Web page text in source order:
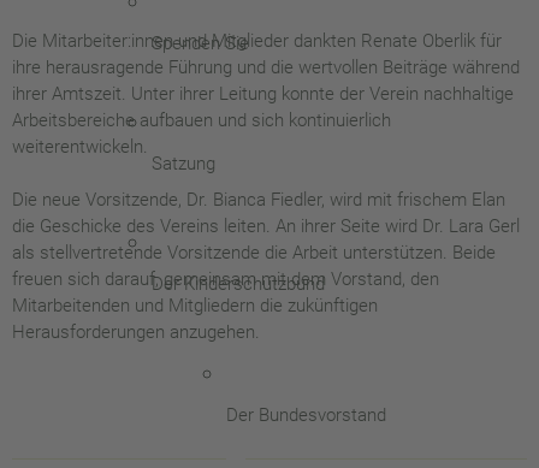
Spenden Sie
Satzung
Der Kinderschutzbund
Der Bundesvorstand
Die Mitarbeiter:innen und Mitglieder dankten Renate Oberlik für
ihre herausragende Führung und die wertvollen Beiträge während
ihrer Amtszeit. Unter ihrer Leitung konnte der Verein nachhaltige
Arbeitsbereiche aufbauen und sich kontinuierlich
weiterentwickeln.
Die neue Vorsitzende, Dr. Bianca Fiedler, wird mit frischem Elan
die Geschicke des Vereins leiten. An ihrer Seite wird Dr. Lara Gerl
als stellvertretende Vorsitzende die Arbeit unterstützen. Beide
freuen sich darauf, gemeinsam mit dem Vorstand, den
Mitarbeitenden und Mitgliedern die zukünftigen
Herausforderungen anzugehen.